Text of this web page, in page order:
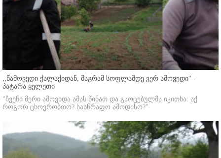
,,წამოვედი ქალაქიდან, მაგრამ სოფლამდე ვერ ამოვედი'' -
პატარა ყელეთი
"ჩვენი მერი ამოვიდა ამას წინათ და გაოცებულმა იკითხა: აქ
როგორ ცხოვრობთო? სასწრაფო ამოდისო?"